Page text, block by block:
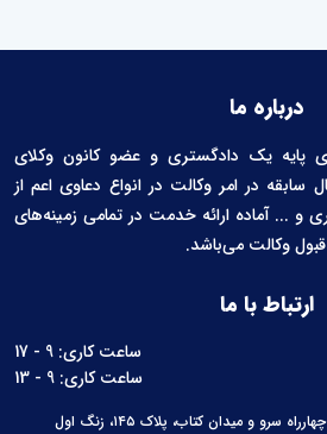
درباره ما
پایه یک دادگستری و عضو کانون وکلای
سابقه در امر وکالت در انواع دعاوی اعم از
و ... آماده ارائه خدمت در تمامی زمینه‌های
قبول وکالت می‌باشد.
ارتباط با ما
ساعت کاری: 9 - 17
ساعت کاری: 9 - 13
سرو و میدان کتاب، پلاک ۱۴۵، زنگ اول